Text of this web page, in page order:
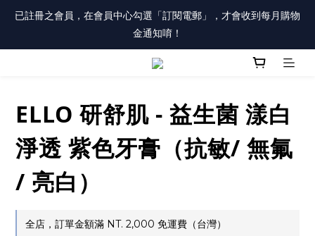
註冊會員「送100元購物金」，同時勾選「接收優惠通知」，還有
每月購物金唷！
已註冊之會員，在會員中心勾選「訂閱電郵」，才會收到每月購物
金通知唷！
註冊會員「送100元購物金」，同時勾選「接收優惠通知」，還有
ELLO 研舒肌 - 益生菌 漾白
淨透 紫色牙膏（抗敏/ 無氟
/ 亮白）
全店，訂單金額滿 NT. 2,000 免運費（台灣）